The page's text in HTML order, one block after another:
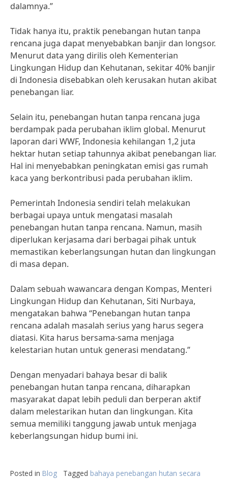
dalamnya.”
Tidak hanya itu, praktik penebangan hutan tanpa
rencana juga dapat menyebabkan banjir dan longsor.
Menurut data yang dirilis oleh Kementerian
Lingkungan Hidup dan Kehutanan, sekitar 40% banjir
di Indonesia disebabkan oleh kerusakan hutan akibat
penebangan liar.
Selain itu, penebangan hutan tanpa rencana juga
berdampak pada perubahan iklim global. Menurut
laporan dari WWF, Indonesia kehilangan 1,2 juta
hektar hutan setiap tahunnya akibat penebangan liar.
Hal ini menyebabkan peningkatan emisi gas rumah
kaca yang berkontribusi pada perubahan iklim.
Pemerintah Indonesia sendiri telah melakukan
berbagai upaya untuk mengatasi masalah
penebangan hutan tanpa rencana. Namun, masih
diperlukan kerjasama dari berbagai pihak untuk
memastikan keberlangsungan hutan dan lingkungan
di masa depan.
Dalam sebuah wawancara dengan Kompas, Menteri
Lingkungan Hidup dan Kehutanan, Siti Nurbaya,
mengatakan bahwa “Penebangan hutan tanpa
rencana adalah masalah serius yang harus segera
diatasi. Kita harus bersama-sama menjaga
kelestarian hutan untuk generasi mendatang.”
Dengan menyadari bahaya besar di balik
penebangan hutan tanpa rencana, diharapkan
masyarakat dapat lebih peduli dan berperan aktif
dalam melestarikan hutan dan lingkungan. Kita
semua memiliki tanggung jawab untuk menjaga
keberlangsungan hidup bumi ini.
Posted in Blog Tagged bahaya penebangan hutan secara